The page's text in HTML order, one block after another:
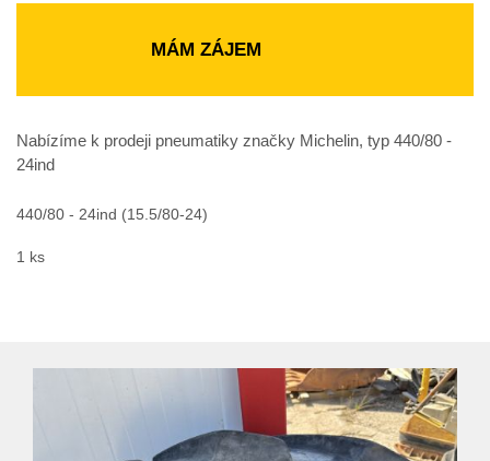
MÁM ZÁJEM
Nabízíme k prodeji pneumatiky značky Michelin, typ 440/80 -
24ind
440/80 - 24ind (15.5/80-24)
1 ks